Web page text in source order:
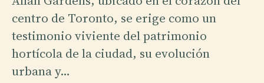
centro de Toronto, se erige como un
testimonio viviente del patrimonio
hortícola de la ciudad, su evolución
urbana y…